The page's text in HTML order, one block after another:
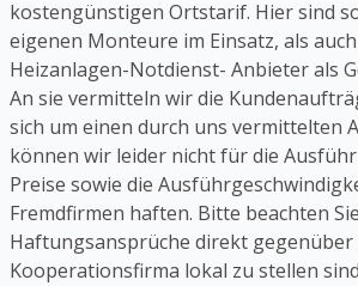
kostengünstigen Ortstarif. Hier sind
eigenen Monteure im Einsatz, als
Heizanlagen-Notdienst- Anbieter als
An sie vermitteln wir die
sich um einen durch uns vermittelten
können wir leider nicht für die
Preise sowie die
Fremdfirmen haften. Bitte beachten
Haftungsansprüche direkt gegenüber
Kooperationsfirma lokal zu stellen